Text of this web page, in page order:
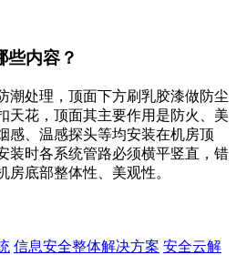
些内容？
潮处理，顶面下方刷乳胶漆做防尘
天花，顶面其主要作用是防火、美
感、温感探头等均安装在机房顶
装时各系统管路必须横平竖直，错
底部整体性、美观性。
信息安全整体解决方案 安全云解